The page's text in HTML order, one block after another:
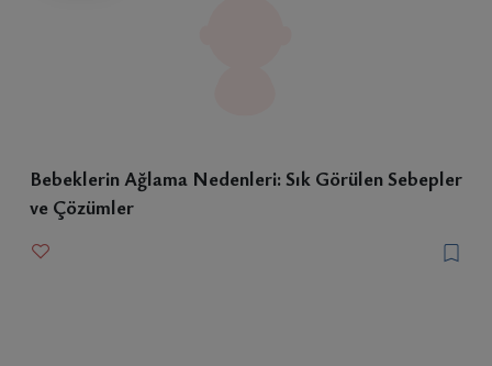
Bebeklerin Ağlama Nedenleri: Sık Görülen Sebepler
ve Çözümler